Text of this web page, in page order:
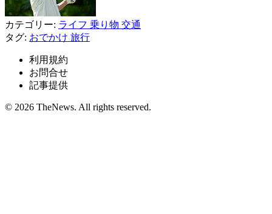
カテゴリー: ライフ 乗り物 交通
タグ: おでかけ 旅行
利用規約
お問合せ
記事提供
© 2026 TheNews. All rights reserved.